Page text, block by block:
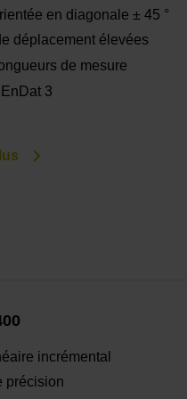
en diagonale ± 45 °
déplacement élevées
de mesure
EnDat 3
incrémental
précision